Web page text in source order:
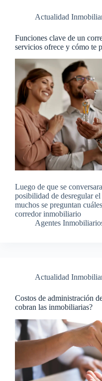
Actualidad
Funciones clave de un
servicios ofrece y cómo te
Luego de que se
posibilidad de desregular
muchos se preguntan
corredor inmobiliario
Agentes
Actualidad
Costos de administración
cobran las inmobiliarias?